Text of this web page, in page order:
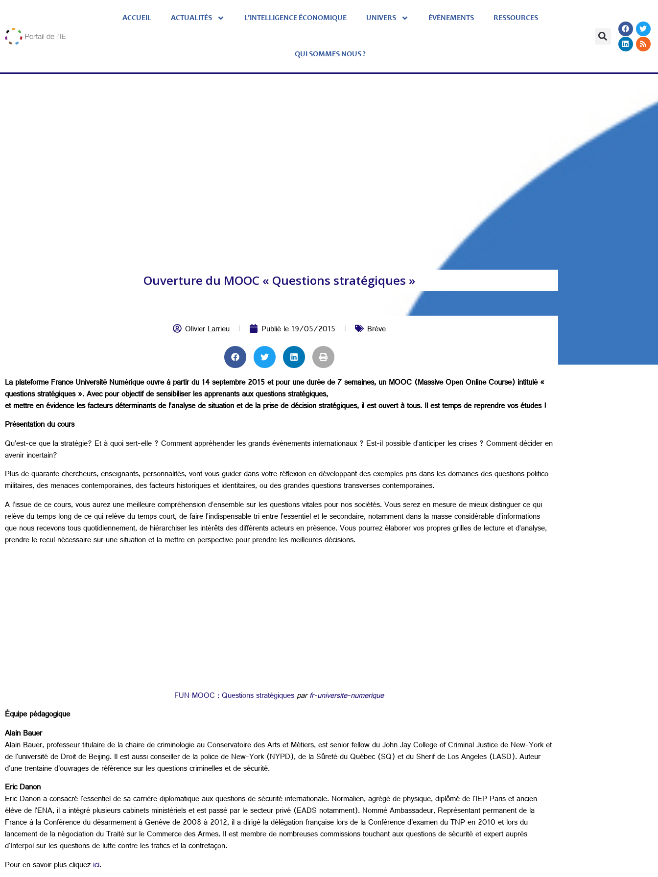
ACCUEIL ACTUALITÉS L’INTELLIGENCE ÉCONOMIQUE UNIVERS ÉVÈNEMENTS RESSOURCES
QUI SOMMES NOUS ?
Ouverture du MOOC « Questions stratégiques »
Olivier Larrieu Publié le19/05/2015 Brève
La plateforme France Université Numérique ouvre à partir du 14 septembre 2015 et pour une durée de 7 semaines, un MOOC (Massive Open Online Course) intitulé «
questions stratégiques ». Avec pour objectif de sensibiliser les apprenants aux questions stratégiques,
et mettre en évidence les facteurs déterminants de l’analyse de situation et de la prise de décision stratégiques, il est ouvert à tous. Il est temps de reprendre vos études !
Présentation du cours
Qu’est-ce que la stratégie? Et à quoi sert-elle ? Comment appréhender les grands événements internationaux ? Est-il possible d’anticiper les crises ? Comment décider en
avenir incertain?
Plus de quarante chercheurs, enseignants, personnalités, vont vous guider dans votre réflexion en développant des exemples pris dans les domaines des questions politico-
militaires, des menaces contemporaines, des facteurs historiques et identitaires, ou des grandes questions transverses contemporaines.
A l’issue de ce cours, vous aurez une meilleure compréhension d’ensemble sur les questions vitales pour nos sociétés. Vous serez en mesure de mieux distinguer ce qui
relève du temps long de ce qui relève du temps court, de faire l’indispensable tri entre l’essentiel et le secondaire, notamment dans la masse considérable d’informations
que nous recevons tous quotidiennement, de hiérarchiser les intérêts des différents acteurs en présence. Vous pourrez élaborer vos propres grilles de lecture et d’analyse,
prendre le recul nécessaire sur une situation et la mettre en perspective pour prendre les meilleures décisions.
FUN MOOC : Questions stratégiquesparfr-universite-numerique
Équipe pédagogique
Alain Bauer
Alain Bauer, professeur titulaire de la chaire de criminologie au Conservatoire des Arts et Métiers, est senior fellow du John Jay College of Criminal Justice de New-York et
de l'université de Droit de Beijing. Il est aussi conseiller de la police de New-York (NYPD), de la Sûreté du Québec (SQ) et du Sherif de Los Angeles (LASD). Auteur
d'une trentaine d'ouvrages de référence sur les questions criminelles et de sécurité.
Eric Danon
Eric Danon a consacré l'essentiel de sa carrière diplomatique aux questions de sécurité internationale. Normalien, agrégé de physique, diplômé de l'IEP Paris et ancien
élève de l'ENA, il a intégré plusieurs cabinets ministériels et est passé par le secteur privé (EADS notamment). Nommé Ambassadeur, Représentant permanent de la
France à la Conférence du désarmement à Genève de 2008 à 2012, il a dirigé la délégation française lors de la Conférence d'examen du TNP en 2010 et lors du
lancement de la négociation du Traité sur le Commerce des Armes. Il est membre de nombreuses commissions touchant aux questions de sécurité et expert auprès
d'Interpol sur les questions de lutte contre les trafics et la contrefaçon.
Pour en savoir plus cliquezici.